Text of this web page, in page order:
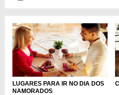
LUGARES PARA IR NO DIA DOS
NAMORADOS